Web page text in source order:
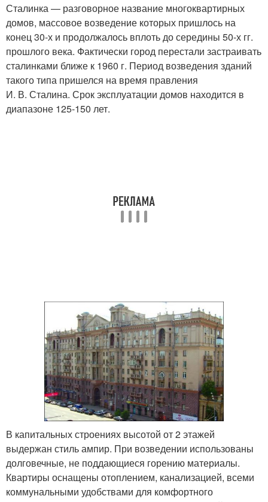
Сталинка — разговорное название многоквартирных
домов, массовое возведение которых пришлось на
конец 30-х и продолжалось вплоть до середины 50-х гг.
прошлого века. Фактически город перестали застраивать
сталинками ближе к 1960 г. Период возведения зданий
такого типа пришелся на время правления
И. В. Сталина. Срок эксплуатации домов находится в
диапазоне 125-150 лет.
В капитальных строениях высотой от 2 этажей
выдержан стиль ампир. При возведении использованы
долговечные, не поддающиеся горению материалы.
Квартиры оснащены отоплением, канализацией, всеми
коммунальными удобствами для комфортного